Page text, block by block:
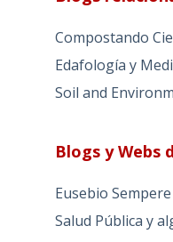
Compostando
Edafología y
Soil and
Blogs y Webs
Eusebio
Salud Pública y